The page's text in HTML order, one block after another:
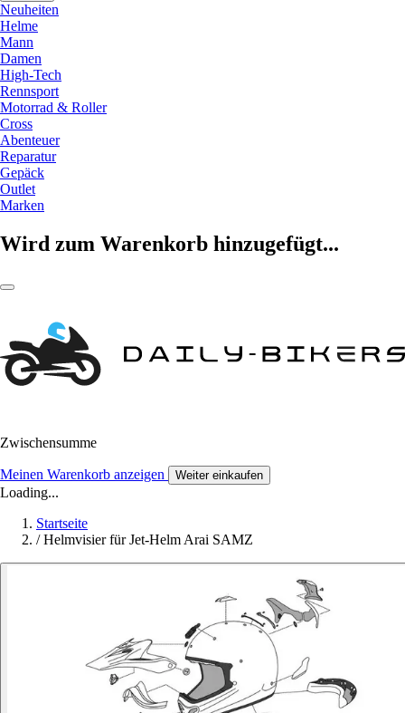
Neuheiten
Helme
Mann
Damen
High-Tech
Rennsport
Motorrad & Roller
Cross
Abenteuer
Reparatur
Gepäck
Outlet
Marken
Wird zum Warenkorb hinzugefügt...
Zwischensumme
Meinen Warenkorb anzeigen Weiter einkaufen
Loading...
Startseite
/ Helmvisier für Jet-Helm Arai SAMZ